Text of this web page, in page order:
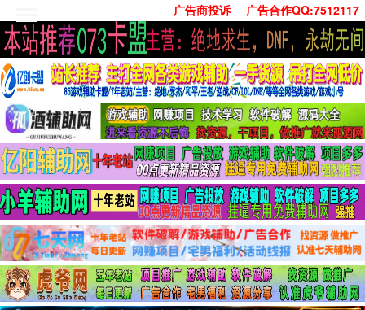
广告商投诉 广告合作QQ:7512117
首页
技术学习
安卓绿化
单机游戏
社交娱乐
系统工具
活动线报
常用办公
源码收集